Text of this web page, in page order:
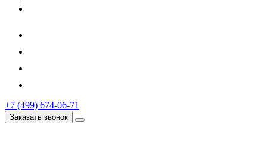
+7 (499) 674-06-71
Заказать звонок